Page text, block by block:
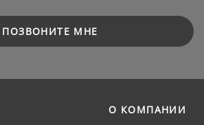
ПОЗВОНИТЕ МНЕ
О КОМПАНИИ